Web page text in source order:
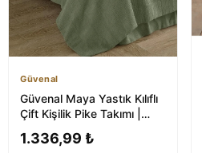
Güvenal
Güvenal Maya Yastık Kılıflı
Çift Kişilik Pike Takımı |
1.336,99 ₺